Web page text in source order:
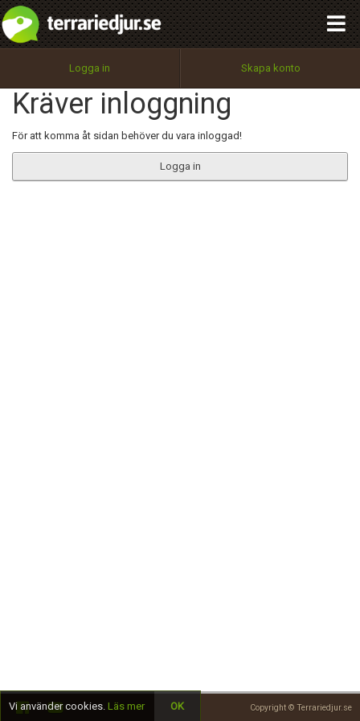
Logga in Skapa konto
Kräver inloggning
För att komma åt sidan behöver du vara inloggad!
Logga in
Copyright © Terrariedjur.se
Utför
100%
OK
integritetspolicy
Namn:
Epost:
Begär nytt lösenord
Tillbaka till förstasidan
Vi använder cookies. Läs mer OK